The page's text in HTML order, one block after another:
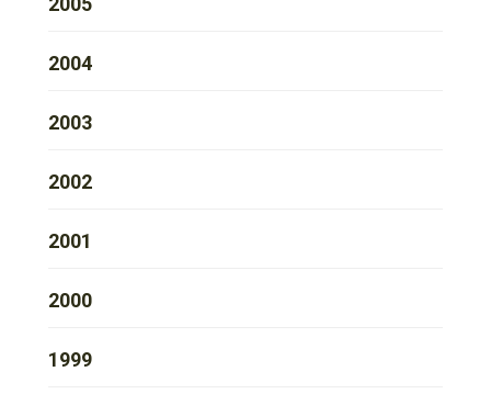
2004
2003
2002
2001
2000
1999